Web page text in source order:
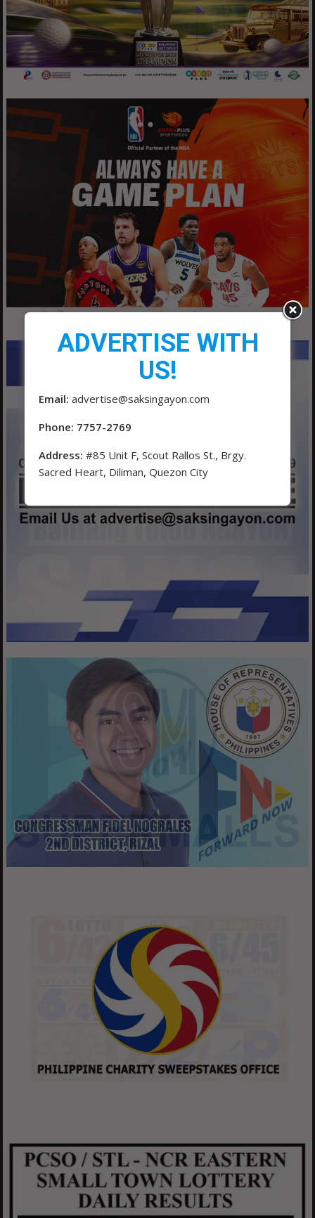
ADVERTISE WITH
US!
Email: advertise@saksingayon.com
Phone: 7757-2769
Address: #85 Unit F, Scout Rallos St., Brgy.
Sacred Heart, Diliman, Quezon City